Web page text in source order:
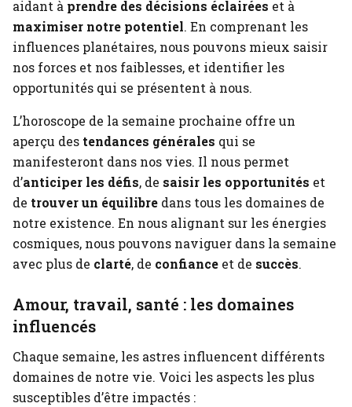
aidant à prendre des décisions éclairées et à
maximiser notre potentiel. En comprenant les
influences planétaires, nous pouvons mieux saisir
nos forces et nos faiblesses, et identifier les
opportunités qui se présentent à nous.
L’horoscope de la semaine prochaine offre un
aperçu des tendances générales qui se
manifesteront dans nos vies. Il nous permet
d’anticiper les défis, de saisir les opportunités et
de trouver un équilibre dans tous les domaines de
notre existence. En nous alignant sur les énergies
cosmiques, nous pouvons naviguer dans la semaine
avec plus de clarté, de confiance et de succès.
Amour, travail, santé : les domaines
influencés
Chaque semaine, les astres influencent différents
domaines de notre vie. Voici les aspects les plus
susceptibles d’être impactés :